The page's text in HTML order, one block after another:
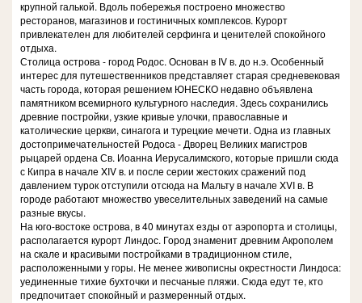
крупной галькой. Вдоль побережья построено множество
ресторанов, магазинов и гостиничных комплексов. Курорт
привлекателен для любителей серфинга и ценителей спокойного
отдыха.
Столица острова - город Родос. Основан в IV в. до н.э. Особенный
интерес для путешественников представляет старая средневековая
часть города, которая решением ЮНЕСКО недавно объявлена
памятником всемирного культурного наследия. Здесь сохранились
древние постройки, узкие кривые улочки, православные и
католические церкви, синагога и турецкие мечети. Одна из главных
достопримечательностей Родоса - Дворец Великих магистров
рыцарей ордена Св. Иоанна Иерусалимского, которые пришли сюда
с Кипра в начале XIV в. и после серии жестоких сражений под
давлением турок отступили отсюда на Мальту в начале XVI в. В
городе работают множество увеселительных заведений на самые
разные вкусы.
На юго-востоке острова, в 40 минутах езды от аэропорта и столицы,
располагается курорт Линдос. Город знаменит древним Акрополем
на скале и красивыми постройками в традиционном стиле,
расположенными у горы. Не менее живописны окрестности Линдоса:
уединенные тихие бухточки и песчаные пляжи. Сюда едут те, кто
предпочитает спокойный и размеренный отдых.